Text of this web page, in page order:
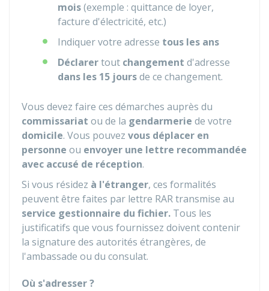
mois(exemple : quittance de loyer,
facture d'électricité, etc.)
Indiquer votre adresse tous les ans
Déclarertout changement d'adresse
dans les 15 joursde ce changement.
Vous devez faire ces démarches auprès du
commissariat ou de la gendarmerie de votre
domicile. Vous pouvez vous déplacer en
personne ou envoyer une lettre recommandée
avec accusé de réception.
Si vous résidez à l'étranger, ces formalités
peuvent être faites par lettre RARtransmise au
service gestionnaire du fichier. Tous les
justificatifs que vous fournissez doivent contenir
la signature des autorités étrangères, de
l'ambassade ou du consulat.
Où s'adresser ?